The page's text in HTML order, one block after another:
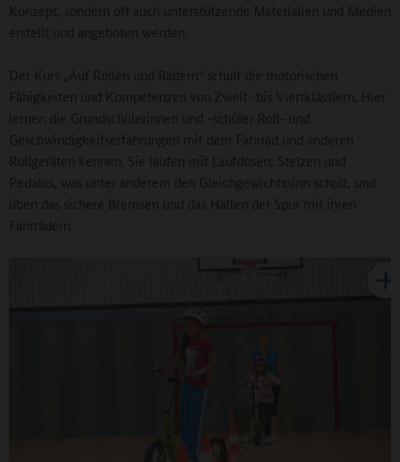
Konzept, sondern oft auch unterstützende Materialien und Medien
erstellt und angeboten werden.
Der Kurs „Auf Rollen und Rädern“ schult die motorischen
Fähigkeiten und Kompetenzen von Zweit- bis Viertklässlern. Hier
lernen die Grundschülerinnen und -schüler Roll- und
Geschwindigkeitserfahrungen mit dem Fahrrad und anderen
Rollgeräten kennen. Sie laufen mit Laufdosen, Stelzen und
Pedalos, was unter anderem den Gleichgewichtssinn schult, und
üben das sichere Bremsen und das Halten der Spur mit ihren
Fahrrädern.